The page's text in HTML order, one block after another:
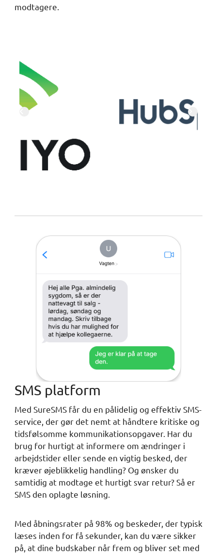
modtagere.
SMS platform
Med SureSMS får du en pålidelig og effektiv SMS-
service, der gør det nemt at håndtere kritiske og
tidsfølsomme kommunikationsopgaver. Har du
brug for hurtigt at informere om ændringer i
arbejdstider eller sende en vigtig besked, der
kræver øjeblikkelig handling? Og ønsker du
samtidig at modtage et hurtigt svar retur? Så er
SMS den oplagte løsning.
Med åbningsrater på 98% og beskeder, der typisk
læses inden for få sekunder, kan du være sikker
på, at dine budskaber når frem og bliver set med